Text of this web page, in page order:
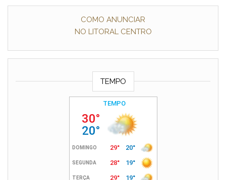
COMO ANUNCIAR
NO LITORAL CENTRO
TEMPO